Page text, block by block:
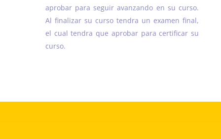
aprobar para seguir avanzando en su curso.
Al finalizar su curso tendra un examen final,
el cual tendra que aprobar para certificar su
curso.